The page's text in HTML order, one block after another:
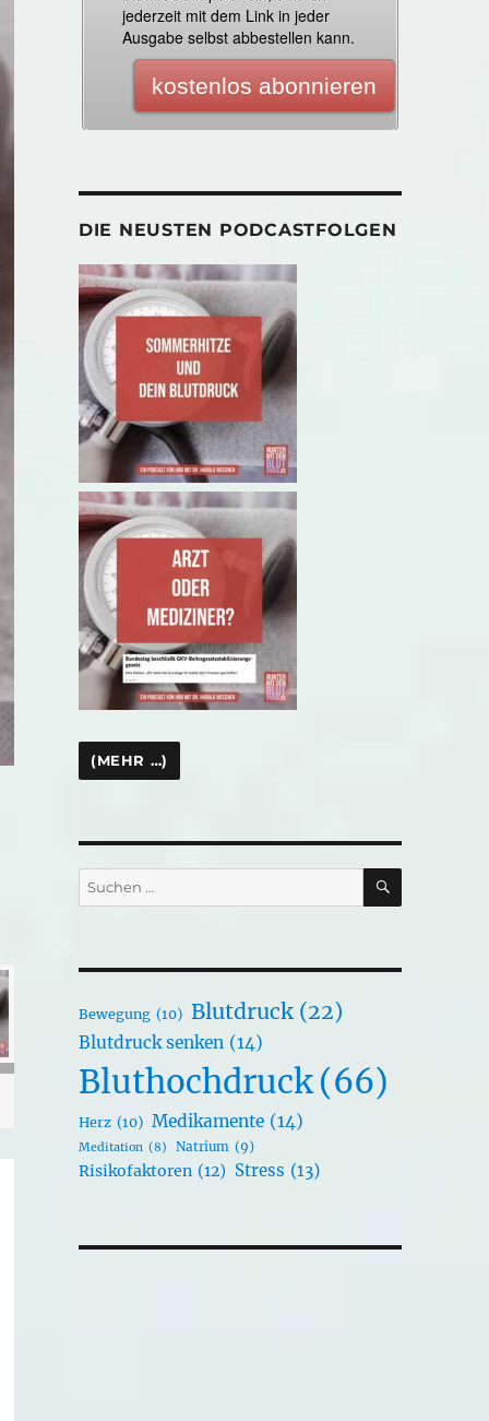
DIE NEUSTEN PODCASTFOLGEN
Suchen
nach:
SUCHEN
Bewegung (10) Blutdruck (22)
Blutdruck senken (14)
Bluthochdruck(66)
Herz (10) Medikamente (14)
Meditation (8) Natrium (9)
Risikofaktoren (12) Stress (13)